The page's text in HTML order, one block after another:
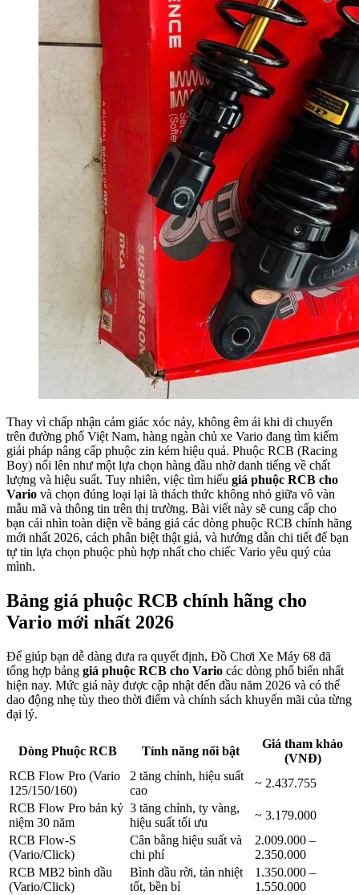
Thay vì chấp nhận cảm giác xóc nảy, không êm ái khi di chuyển
trên đường phố Việt Nam, hàng ngàn chủ xe Vario đang tìm kiếm
giải pháp nâng cấp phuộc zin kém hiệu quả. Phuộc RCB (Racing
Boy) nổi lên như một lựa chọn hàng đầu nhờ danh tiếng về chất
lượng và hiệu suất. Tuy nhiên, việc tìm hiểu giá phuộc RCB cho
Vario và chọn đúng loại lại là thách thức không nhỏ giữa vô vàn
mẫu mã và thông tin trên thị trường. Bài viết này sẽ cung cấp cho
bạn cái nhìn toàn diện về bảng giá các dòng phuộc RCB chính hãng
mới nhất 2026, cách phân biệt thật giả, và hướng dẫn chi tiết để bạn
tự tin lựa chọn phuộc phù hợp nhất cho chiếc Vario yêu quý của
mình.
Bảng giá phuộc RCB chính hãng cho
Vario mới nhất 2026
Để giúp bạn dễ dàng đưa ra quyết định, Đồ Chơi Xe Máy 68 đã
tổng hợp bảng giá phuộc RCB cho Vario các dòng phổ biến nhất
hiện nay. Mức giá này được cập nhật đến đầu năm 2026 và có thể
dao động nhẹ tùy theo thời điểm và chính sách khuyến mãi của từng
đại lý.
Dòng Phuộc RCB Tính năng nổi bật
Giá tham khảo
(VNĐ)
RCB Flow Pro (Vario
125/150/160)
2 tăng chỉnh, hiệu suất
cao
~ 2.437.755
RCB Flow Pro bản kỷ
niệm 30 năm
3 tăng chỉnh, ty vàng,
hiệu suất tối ưu
~ 3.179.000
RCB Flow-S
(Vario/Click)
Cân bằng hiệu suất và
chi phí
2.009.000 –
2.350.000
RCB MB2 bình dầu
(Vario/Click)
Bình dầu rời, tản nhiệt
tốt, bền bỉ
1.350.000 –
1.550.000